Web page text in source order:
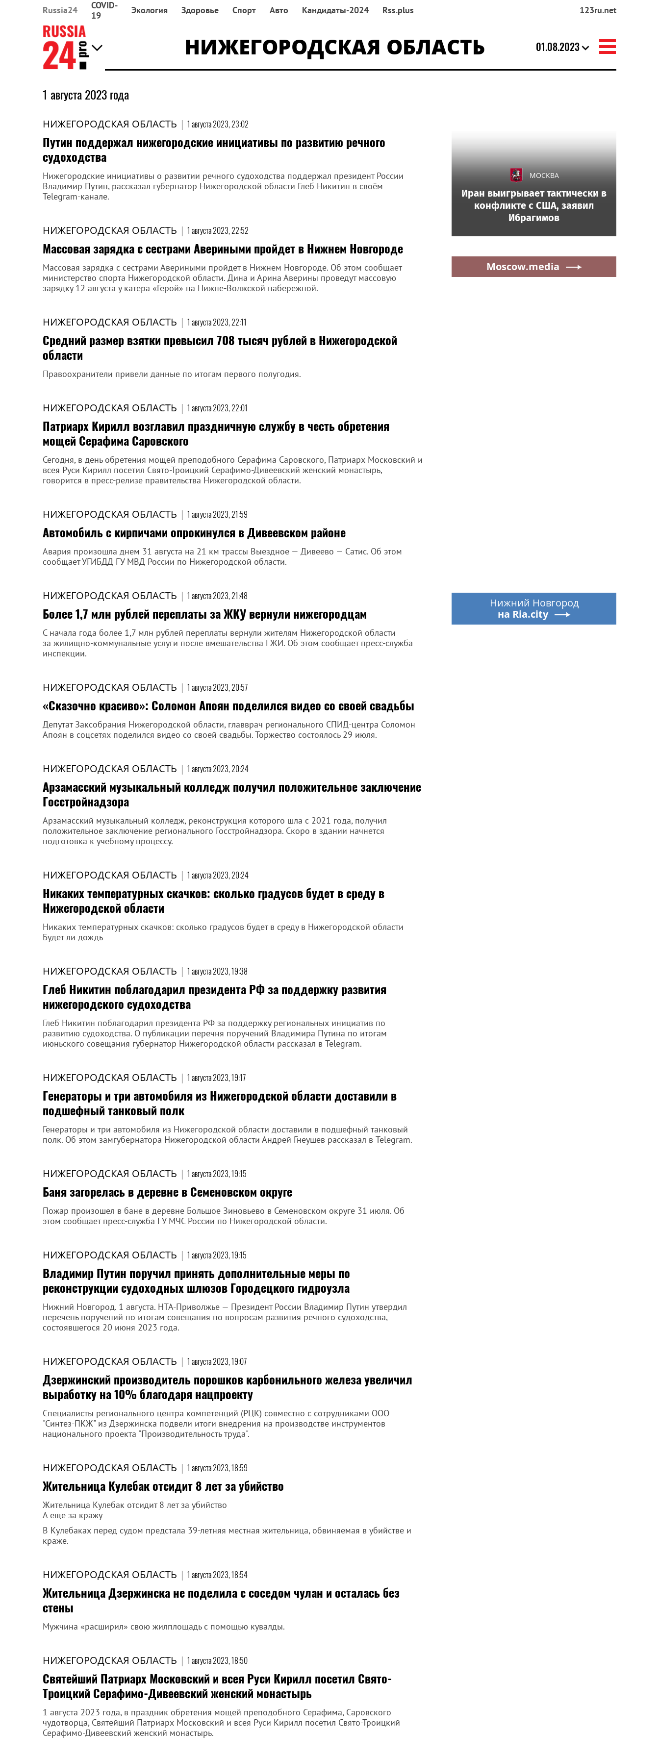
Russia24
COVID-
19
Экология Здоровье Спорт Авто Кандидаты-2024 Rss.plus 123ru.net
НИЖЕГОРОДСКАЯ ОБЛАСТЬ 01.08.2023
1 августа 2023 года
НИЖЕГОРОДСКАЯ ОБЛАСТЬ | 1 августа 2023, 23:02
Путин поддержал нижегородские инициативы по развитию речного
судоходства
Нижегородские инициативы о развитии речного судоходства поддержал президент России
Владимир Путин, рассказал губернатор Нижегородской области Глеб Никитин в своём
Telegram-канале.
НИЖЕГОРОДСКАЯ ОБЛАСТЬ | 1 августа 2023, 22:52
Массовая зарядка с сестрами Авериными пройдет в Нижнем Новгороде
Массовая зарядка с сестрами Авериными пройдет в Нижнем Новгороде. Об этом сообщает
министерство спорта Нижегородской области. Дина и Арина Аверины проведут массовую
зарядку 12 августа у катера «Герой» на Нижне-Волжской набережной.
НИЖЕГОРОДСКАЯ ОБЛАСТЬ | 1 августа 2023, 22:11
Средний размер взятки превысил 708 тысяч рублей в Нижегородской
области
Правоохранители привели данные по итогам первого полугодия.
НИЖЕГОРОДСКАЯ ОБЛАСТЬ | 1 августа 2023, 22:01
Патриарх Кирилл возглавил праздничную службу в честь обретения
мощей Серафима Саровского
Сегодня, в день обретения мощей преподобного Серафима Саровского, Патриарх Московский и
всея Руси Кирилл посетил Свято-Троицкий Серафимо-Дивеевский женский монастырь,
говорится в пресс-релизе правительства Нижегородской области.
НИЖЕГОРОДСКАЯ ОБЛАСТЬ | 1 августа 2023, 21:59
Автомобиль с кирпичами опрокинулся в Дивеевском районе
Авария произошла днем 31 августа на 21 км трассы Выездное — Дивеево — Сатис. Об этом
сообщает УГИБДД ГУ МВД России по Нижегородской области.
НИЖЕГОРОДСКАЯ ОБЛАСТЬ | 1 августа 2023, 21:48
Более 1,7 млн рублей переплаты за ЖКУ вернули нижегородцам
С начала года более 1,7 млн рублей переплаты вернули жителям Нижегородской области
за жилищно-коммунальные услуги после вмешательства ГЖИ. Об этом сообщает пресс-служба
инспекции.
НИЖЕГОРОДСКАЯ ОБЛАСТЬ | 1 августа 2023, 20:57
«Сказочно красиво»: Соломон Апоян поделился видео со своей свадьбы
Депутат Заксобрания Нижегородской области, главврач регионального СПИД-центра Соломон
Апоян в соцсетях поделился видео со своей свадьбы. Торжество состоялось 29 июля.
НИЖЕГОРОДСКАЯ ОБЛАСТЬ | 1 августа 2023, 20:24
Арзамасский музыкальный колледж получил положительное заключение
Госстройнадзора
Арзамасский музыкальный колледж, реконструкция которого шла с 2021 года, получил
положительное заключение регионального Госстройнадзора. Скоро в здании начнется
подготовка к учебному процессу.
НИЖЕГОРОДСКАЯ ОБЛАСТЬ | 1 августа 2023, 20:24
Никаких температурных скачков: сколько градусов будет в среду в
Нижегородской области
Никаких температурных скачков: сколько градусов будет в среду в Нижегородской области
Будет ли дождь
НИЖЕГОРОДСКАЯ ОБЛАСТЬ | 1 августа 2023, 19:38
Глеб Никитин поблагодарил президента РФ за поддержку развития
нижегородского судоходства
Глеб Никитин поблагодарил президента РФ за поддержку региональных инициатив по
развитию судоходства. О публикации перечня поручений Владимира Путина по итогам
июньского совещания губернатор Нижегородской области рассказал в Telegram.
НИЖЕГОРОДСКАЯ ОБЛАСТЬ | 1 августа 2023, 19:17
Генераторы и три автомобиля из Нижегородской области доставили в
подшефный танковый полк
Генераторы и три автомобиля из Нижегородской области доставили в подшефный танковый
полк. Об этом замгубернатора Нижегородской области Андрей Гнеушев рассказал в Telegram.
НИЖЕГОРОДСКАЯ ОБЛАСТЬ | 1 августа 2023, 19:15
Баня загорелась в деревне в Семеновском округе
Пожар произошел в бане в деревне Большое Зиновьево в Семеновском округе 31 июля. Об
этом сообщает пресс-служба ГУ МЧС России по Нижегородской области.
НИЖЕГОРОДСКАЯ ОБЛАСТЬ | 1 августа 2023, 19:15
Владимир Путин поручил принять дополнительные меры по
реконструкции судоходных шлюзов Городецкого гидроузла
Нижний Новгород. 1 августа. НТА-Приволжье — Президент России Владимир Путин утвердил
перечень поручений по итогам совещания по вопросам развития речного судоходства,
состоявшегося 20 июня 2023 года.
НИЖЕГОРОДСКАЯ ОБЛАСТЬ | 1 августа 2023, 19:07
Дзержинский производитель порошков карбонильного железа увеличил
выработку на 10% благодаря нацпроекту
Специалисты регионального центра компетенций (РЦК) совместно с сотрудниками ООО
"Синтез-ПКЖ" из Дзержинска подвели итоги внедрения на производстве инструментов
национального проекта "Производительность труда".
НИЖЕГОРОДСКАЯ ОБЛАСТЬ | 1 августа 2023, 18:59
Жительница Кулебак отсидит 8 лет за убийство
Жительница Кулебак отсидит 8 лет за убийство
А еще за кражу
В Кулебаках перед судом предстала 39-летняя местная жительница, обвиняемая в убийстве и
краже.
НИЖЕГОРОДСКАЯ ОБЛАСТЬ | 1 августа 2023, 18:54
Жительница Дзержинска не поделила с соседом чулан и осталась без
стены
Мужчина «расширил» свою жилплощадь с помощью кувалды.
НИЖЕГОРОДСКАЯ ОБЛАСТЬ | 1 августа 2023, 18:50
Святейший Патриарх Московский и всея Руси Кирилл посетил Свято-
Троицкий Серафимо-Дивеевский женский монастырь
1 августа 2023 года, в праздник обретения мощей преподобного Серафима, Саровского
чудотворца, Святейший Патриарх Московский и всея Руси Кирилл посетил Свято-Троицкий
Серафимо-Дивеевский женский монастырь.
МОСКВА
Иран выигрывает тактически в
конфликте с США, заявил
Ибрагимов
Moscow.media
Нижний Новгород
на Ria.city